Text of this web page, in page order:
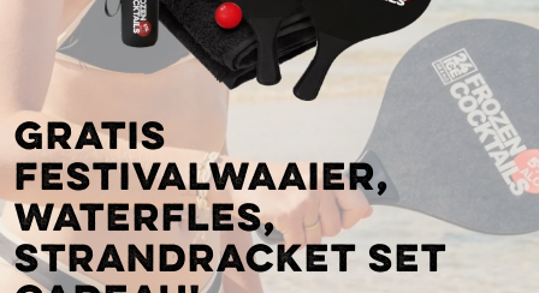
Gratis
festivalwaaier,
waterfles,
strandracket set